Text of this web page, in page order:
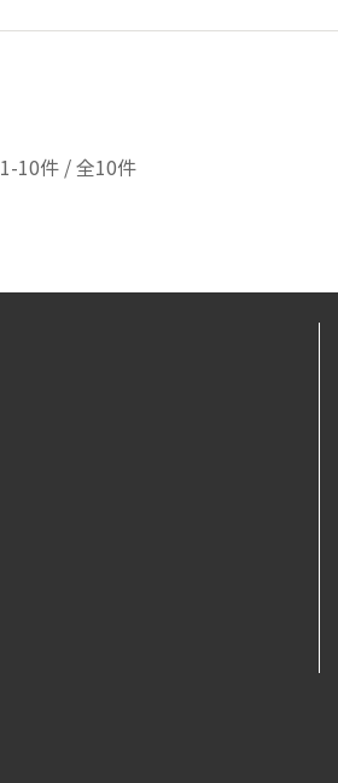
1-10件 / 全10件